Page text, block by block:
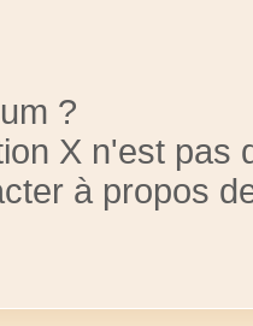
?
X n'est pas
à propos